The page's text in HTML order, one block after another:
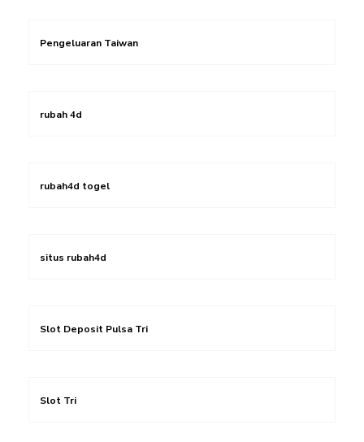
Pengeluaran Taiwan
rubah 4d
rubah4d togel
situs rubah4d
Slot Deposit Pulsa Tri
Slot Tri